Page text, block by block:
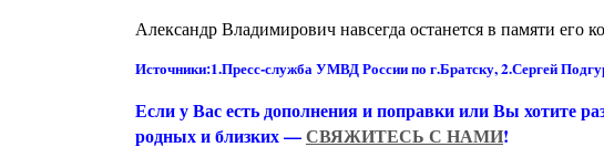
Александр Владимирович навсегда останется в памяти его
Источники:1.Пресс-служба УМВД России по г.Братску, 2.Сергей
Если у Вас есть дополнения и поправки или Вы хотите
родных и близких —СВЯЖИТЕСЬ С НАМИ!